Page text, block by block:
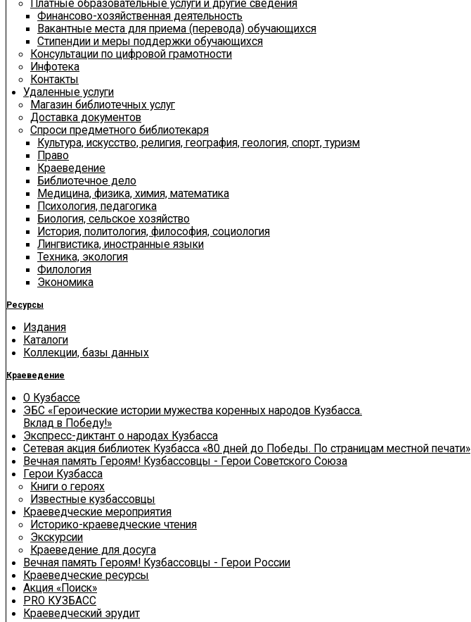
Платные образовательные услуги и другие сведения
Финансово-хозяйственная деятельность
Вакантные места для приема (перевода) обучающихся
Стипендии и меры поддержки обучающихся
Консультации по цифровой грамотности
Инфотека
Контакты
Удаленные услуги
Магазин библиотечных услуг
Доставка документов
Спроси предметного библиотекаря
Культура, искусство, религия, география, геология, спорт, туризм
Право
Краеведение
Библиотечное дело
Медицина, физика, химия, математика
Психология, педагогика
Биология, сельское хозяйство
История, политология, философия, социология
Лингвистика, иностранные языки
Техника, экология
Филология
Экономика
Ресурсы
Издания
Каталоги
Коллекции, базы данных
Краеведение
О Кузбассе
ЭБС «Героические истории мужества коренных народов Кузбасса.
Вклад в Победу!»
Экспресс-диктант о народах Кузбасса
Сетевая акция библиотек Кузбасса «80 дней до Победы. По страницам местной печати»
Вечная память Героям! Кузбассовцы - Герои Советского Союза
Герои Кузбасса
Книги о героях
Известные кузбассовцы
Краеведческие мероприятия
Историко-краеведческие чтения
Экскурсии
Краеведение для досуга
Вечная память Героям! Кузбассовцы - Герои России
Краеведческие ресурсы
Акция «Поиск»
PRO КУЗБАСС
Краеведческий эрудит